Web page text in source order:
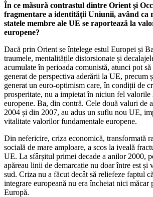
În ce măsură contrastul dintre Orient şi
fragmentare a identităţii Uniunii, având ca
statele membre ale UE se raportează la
europene?
Dacă prin Orient se înțelege estul Europei și
traumele, mentalitățile distorsionate și
acumulate în perioada comunistă, atunci pot
generat de perspectiva aderării la UE, precum
generat un euro-optimism care, în condiții de
prosperitate, nu a impietat în niciun fel
europene. Ba, din contră. Cele două valuri de
2004 și din 2007, au adus un suflu nou UE,
vitalitate valorilor fundamentale europene.
Din nefericire, criza economică, transformată
socială de mare amploare, a scos la iveală
UE. La sfârșitul primei decade a anilor 2000,
apăreau linii de demarcație nu doar între est și
sud. Criza nu a făcut decât să reliefeze faptul
integrare europeană nu era încheiat nici măcar
Europă.